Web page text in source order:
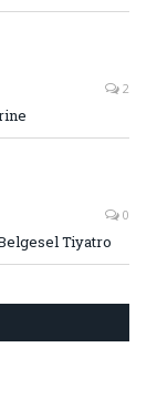
2
0
Tiyatro